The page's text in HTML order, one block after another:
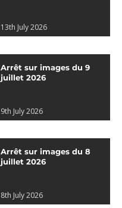
13th July 2026
Arrêt sur images du 9
juillet 2026
9th July 2026
Arrêt sur images du 8
juillet 2026
8th July 2026